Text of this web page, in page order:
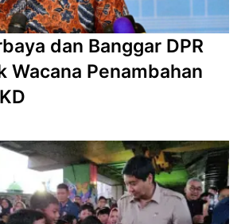
dan Banggar DPR
Wacana Penambahan